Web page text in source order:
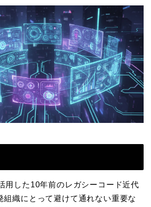
用した10年前のレガシーコード近代
組織にとって避けて通れない重要な